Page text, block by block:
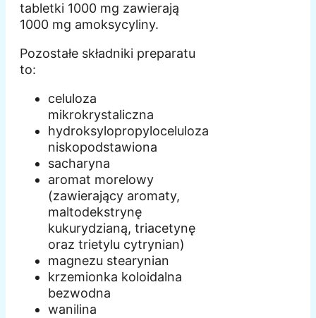
tabletki 1000 mg zawierają
1000 mg amoksycyliny.
Pozostałe składniki preparatu
to:
celuloza
mikrokrystaliczna
hydroksylopropyloceluloza
niskopodstawiona
sacharyna
aromat morelowy
(zawierający aromaty,
maltodekstrynę
kukurydzianą, triacetynę
oraz trietylu cytrynian)
magnezu stearynian
krzemionka koloidalna
bezwodna
wanilina